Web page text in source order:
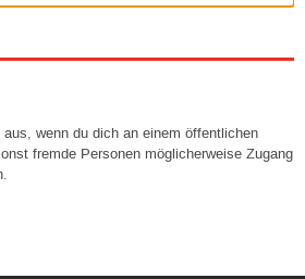
wenn du dich an einem öffentlichen
fremde Personen möglicherweise Zugang